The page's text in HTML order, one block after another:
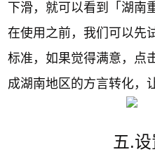
下滑，就可以看到「湖南
在使用之前，我们可以先
标准，如果觉得满意，点
成湖南地区的方言转化，
五.